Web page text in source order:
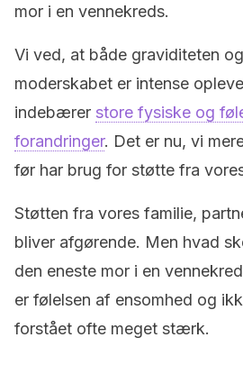
mor i en vennekreds.
Vi ved, at både graviditeten
moderskabet er intense
indebærer store fysiske og
forandringer. Det er nu, vi
før har brug for støtte fra
Støtten fra vores familie,
bliver afgørende. Men hvad
den eneste mor i en
er følelsen af ensomhed og
forstået ofte meget stærk.